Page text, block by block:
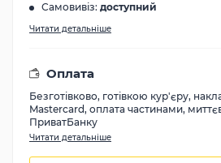
Самовивіз: доступний
Читати детальніше
Оплата
Безготівково, готівкою кур'єру,
Mastercard, оплата частинами,
ПриватБанку
Читати детальніше